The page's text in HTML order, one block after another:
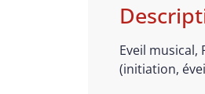
Eveil musical,
(initiation,